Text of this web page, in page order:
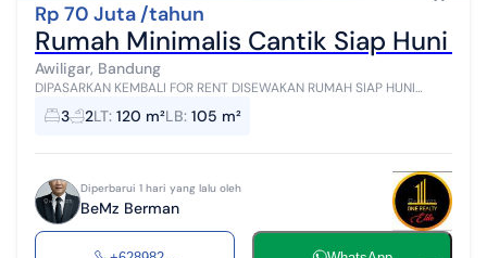
Rp 70 Juta /tahun
Rumah Minimalis Cantik Siap Huni
Awiligar, Bandung
DIPASARKAN KEMBALI FOR RENT DISEWAKAN RUMAH SIAP HUNI
DALAM KOMPLEK DI AWILIGAR Lokasi : Awiligar Kondisi : Unfurnished
Sertifikat : SHM L.Ta...
3 2LT: 120 m²LB: 105 m²
Diperbarui 1 hari yang lalu oleh
BeMz Berman